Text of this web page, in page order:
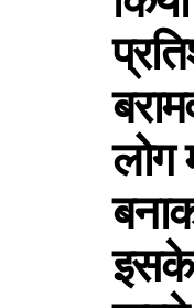
लोग
इसके